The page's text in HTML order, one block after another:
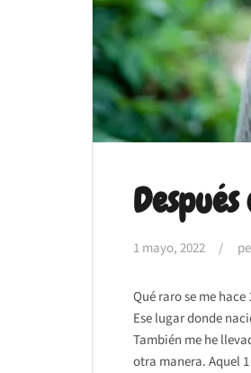
1 mayo, 2022
Qué raro se me
Ese lugar donde
También me he
otra manera. Aquel